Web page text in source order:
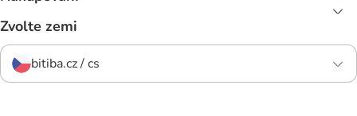
Zvolte zemi
bitiba.cz / cs